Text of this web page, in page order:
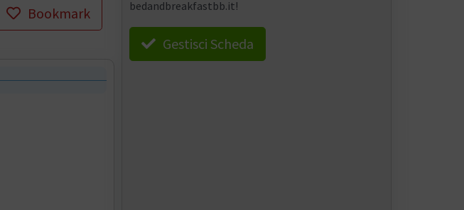
Bookmark
bedandbreakfastbb.it!
Gestisci Scheda